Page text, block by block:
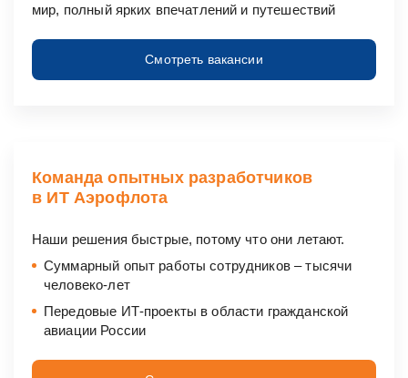
мир, полный ярких впечатлений и путешествий
Смотреть вакансии
Команда опытных разработчиков
в ИТ Аэрофлота
Наши решения быстрые, потому что они летают.
Суммарный опыт работы сотрудников ‒ тысячи
человеко-лет
Передовые ИТ-проекты в области гражданской
авиации России